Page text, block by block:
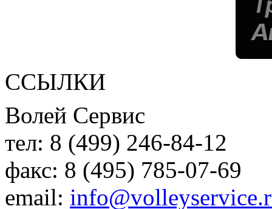
ССЫЛКИ
Волей Сервис
тел: 8 (499) 246-84-12
факс: 8 (495) 785-07-69
email: